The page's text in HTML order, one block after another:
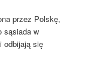
przez Polskę,
sąsiada w
odbijają się